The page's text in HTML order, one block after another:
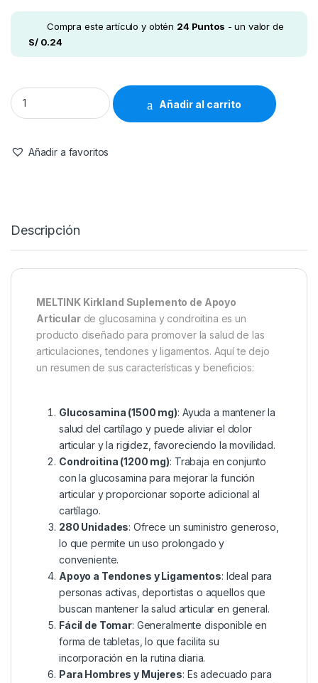
Compra este artículo y obtén 24Puntos - un valor de
S/0.24
MELTINK Kirkland - Suplemento de apoyo articular de
Añadir al carrito
Añadir a favoritos
Descripción
MELTINK Kirkland Suplemento de Apoyo
Articularde glucosamina y condroitina es un
producto diseñado para promover la salud de las
articulaciones, tendones y ligamentos. Aquí te dejo
un resumen de sus características y beneficios:
Glucosamina (1500 mg): Ayuda a mantener la
salud del cartílago y puede aliviar el dolor
articular y la rigidez, favoreciendo la movilidad.
Condroitina (1200 mg): Trabaja en conjunto
con la glucosamina para mejorar la función
articular y proporcionar soporte adicional al
cartílago.
280 Unidades: Ofrece un suministro generoso,
lo que permite un uso prolongado y
conveniente.
Apoyo a Tendones y Ligamentos: Ideal para
personas activas, deportistas o aquellos que
buscan mantener la salud articular en general.
Fácil de Tomar: Generalmente disponible en
forma de tabletas, lo que facilita su
incorporación en la rutina diaria.
Para Hombres y Mujeres: Es adecuado para